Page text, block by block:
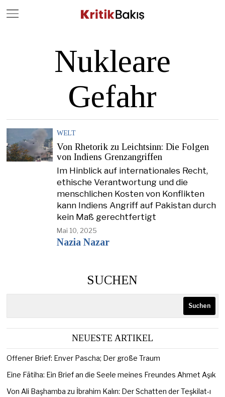
Nukleare
Gefahr
WELT
Von Rhetorik zu Leichtsinn: Die Folgen
von Indiens Grenzangriffen
Im Hinblick auf internationales Recht,
ethische Verantwortung und die
menschlichen Kosten von Konflikten
kann Indiens Angriff auf Pakistan durch
kein Maß gerechtfertigt
Mai 10, 2025
Nazia Nazar
SUCHEN
Suchen
NEUESTE ARTIKEL
Offener Brief: Enver Pascha; Der große Traum
Eine Fātiha: Ein Brief an die Seele meines Freundes Ahmet Aşık
Von Ali Başhamba zu İbrahim Kalın: Der Schatten der Teşkilat-ı